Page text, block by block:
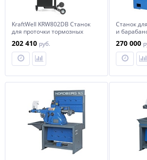
KraftWell KRW802DB Станок
для проточки тормозных
снятием и без
202 410 руб.
Станок
и
270 000